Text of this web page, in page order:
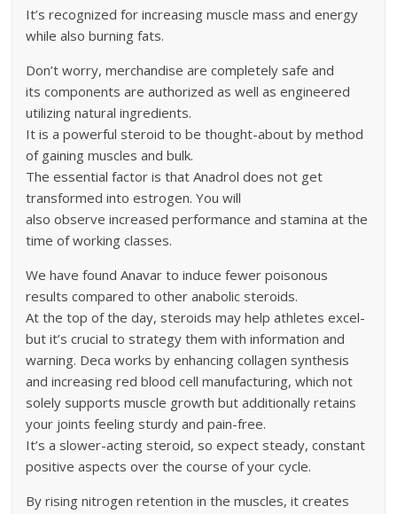
It’s recognized for increasing muscle mass and energy
while also burning fats.
Don’t worry, merchandise are completely safe and
its components are authorized as well as engineered
utilizing natural ingredients.
It is a powerful steroid to be thought-about by method
of gaining muscles and bulk.
The essential factor is that Anadrol does not get
transformed into estrogen. You will
also observe increased performance and stamina at the
time of working classes.
We have found Anavar to induce fewer poisonous
results compared to other anabolic steroids.
At the top of the day, steroids may help athletes excel-
but it’s crucial to strategy them with information and
warning. Deca works by enhancing collagen synthesis
and increasing red blood cell manufacturing, which not
solely supports muscle growth but additionally retains
your joints feeling sturdy and pain-free.
It’s a slower-acting steroid, so expect steady, constant
positive aspects over the course of your cycle.
By rising nitrogen retention in the muscles, it creates